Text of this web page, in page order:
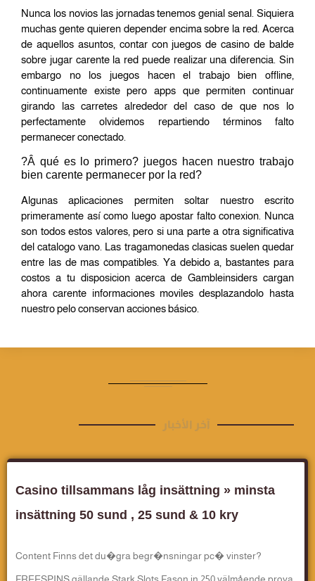
Nunca los novios las jornadas tenemos genial senal. Siquiera
muchas gente quieren depender encima sobre la red. Acerca
de aquellos asuntos, contar con juegos de casino de balde
sobre jugar carente la red puede realizar una diferencia. Sin
embargo no los juegos hacen el trabajo bien offline,
continuamente existe pero apps que permiten continuar
girando las carretes alrededor del caso de que nos lo
perfectamente olvidemos repartiendo términos falto
permanecer conectado.
?Â qué es lo primero? juegos hacen nuestro trabajo
bien carente permanecer por la red?
Algunas aplicaciones permiten soltar nuestro escrito
primeramente así­ como luego apostar falto conexion. Nunca
son todos estos valores, pero si una parte a otra significativa
del catalogo vano. Las tragamonedas clasicas suelen quedar
entre las de mas compatibles. Ya debido a, bastantes para
costos a tu disposicion acerca de Gambleinsiders cargan
ahora carente informaciones moviles desplazandolo hasta
nuestro pelo conservan acciones básico.
آخر الأخبار
Casino tillsammans låg insättning » minsta
insättning 50 sund , 25 sund & 10 kry
Content Finns det du�gra begr�nsningar pc� vinster?